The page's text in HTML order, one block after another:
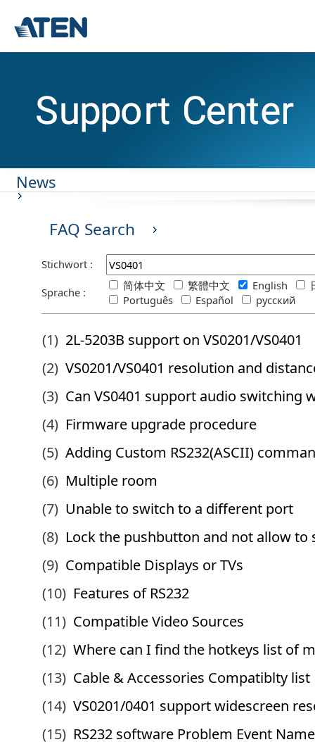
News
FAQ Search
Stichwort :
Sprache :
简体中文 繁體中文 English
Português
Español русский